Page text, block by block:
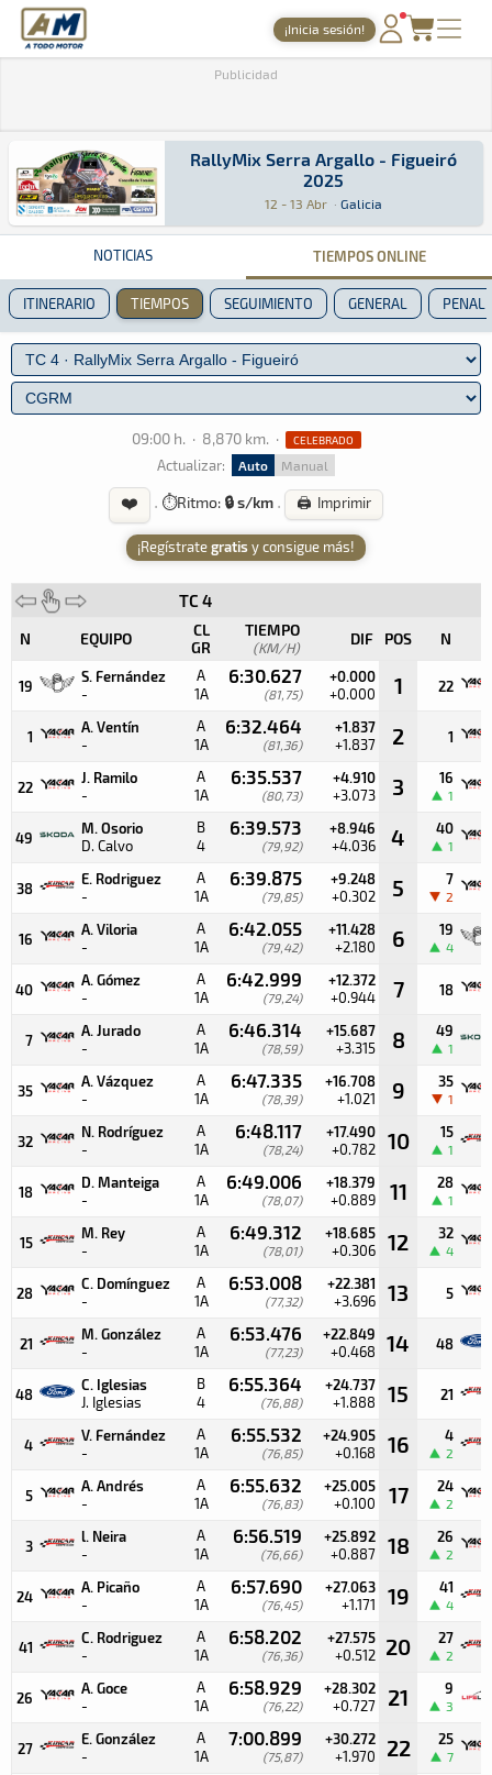
A Todo Motor · Revista del motor desde 1999
¡Inicia sesión!
NOTICIAS
AGENDA
GALERÍAS
TIENDA
ARCHIVO
Publicidad
RallyMix Serra Argallo - Figueiró 2025
RallyMix Serra Argallo - Figueiró
2025
12 - 13 Abr · Galicia
Rally · RallyMix Serra Argallo - Figueiró
NOTICIAS TIEMPOS ONLINE
ITINERARIO TIEMPOS SEGUIMIENTO GENERAL
09:00 h. · 8,870 km. · CELEBRADO
Actualizar: Auto Manual
❤️ · ⏱️Ritmo: 🔒 s/km · 🖨️ Imprimir
¡Regístrategratis y consigue más!
TC 4
N EQUIPO
CL
GR
TIEMPO
(KM/H) DIF POS N
19
S. Fernández
-
A
1A
6:30.627
(81,75)
+0.000
+0.000 1 22
1
A. Ventín
-
A
1A
6:32.464
(81,36)
+1.837
+1.837 2 1
22
J. Ramilo
-
A
1A
6:35.537
(80,73)
+4.910
+3.073 3 16
1
49
M. Osorio
D. Calvo
B
4
6:39.573
(79,92)
+8.946
+4.036 4 40
1
38
E. Rodriguez
-
A
1A
6:39.875
(79,85)
+9.248
+0.302 5 7
2
16
A. Viloria
-
A
1A
6:42.055
(79,42)
+11.428
+2.180 6 19
4
40
A. Gómez
-
A
1A
6:42.999
(79,24)
+12.372
+0.944 7 18
7
A. Jurado
-
A
1A
6:46.314
(78,59)
+15.687
+3.315 8 49
1
35
A. Vázquez
-
A
1A
6:47.335
(78,39)
+16.708
+1.021 9 35
1
32
N. Rodríguez
-
A
1A
6:48.117
(78,24)
+17.490
+0.782 10 15
1
18
D. Manteiga
-
A
1A
6:49.006
(78,07)
+18.379
+0.889 11 28
1
15
M. Rey
-
A
1A
6:49.312
(78,01)
+18.685
+0.306 12 32
4
28
C. Domínguez
-
A
1A
6:53.008
(77,32)
+22.381
+3.696 13 5
21
M. González
-
A
1A
6:53.476
(77,23)
+22.849
+0.468 14 48
48
C. Iglesias
J. Iglesias
B
4
6:55.364
(76,88)
+24.737
+1.888 15 21
4
V. Fernández
-
A
1A
6:55.532
(76,85)
+24.905
+0.168 16 4
2
5
A. Andrés
-
A
1A
6:55.632
(76,83)
+25.005
+0.100 17 24
2
3
l. Neira
-
A
1A
6:56.519
(76,66)
+25.892
+0.887 18 26
2
24
A. Picaño
-
A
1A
6:57.690
(76,45)
+27.063
+1.171 19 41
4
41
C. Rodriguez
-
A
1A
6:58.202
(76,36)
+27.575
+0.512 20 27
2
26
A. Goce
-
A
1A
6:58.929
(76,22)
+28.302
+0.727 21 9
3
27
E. González
-
A
1A
7:00.899
(75,87)
+30.272
+1.970 22 25
7